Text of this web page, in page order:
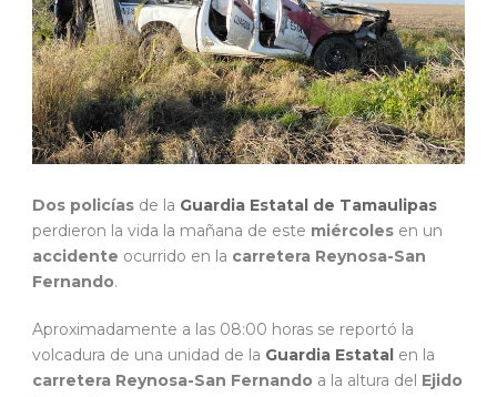
Dos policías de la Guardia Estatal de Tamaulipas
perdieron la vida la mañana de este miércoles en un
accidente ocurrido en la carretera Reynosa-San
Fernando.
Aproximadamente a las 08:00 horas se reportó la
volcadura de una unidad de la Guardia Estatal en la
carretera Reynosa-San Fernando a la altura del Ejido